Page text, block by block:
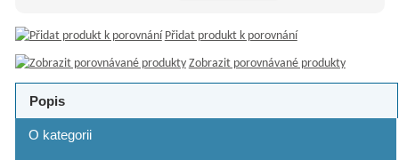
Přidat produkt k porovnání
Zobrazit porovnávané produkty
Popis
O kategorii